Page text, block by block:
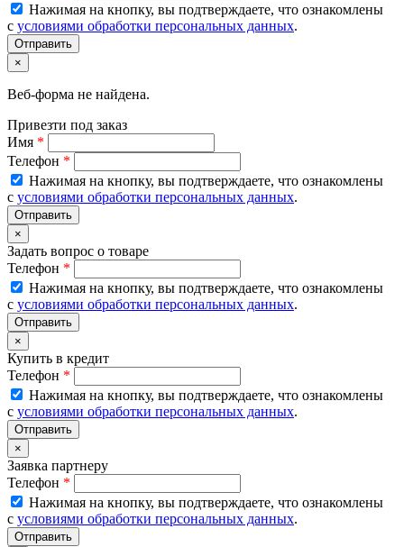
Нажимая на кнопку, вы подтверждаете, что ознакомлены
с условиями обработки персональных данных.
×
Веб-форма не найдена.
Привезти под заказ
Имя *
Телефон *
Нажимая на кнопку, вы подтверждаете, что ознакомлены
с условиями обработки персональных данных.
×
Задать вопрос о товаре
Телефон *
Нажимая на кнопку, вы подтверждаете, что ознакомлены
с условиями обработки персональных данных.
×
Купить в кредит
Телефон *
Нажимая на кнопку, вы подтверждаете, что ознакомлены
с условиями обработки персональных данных.
×
Заявка партнеру
Телефон *
Нажимая на кнопку, вы подтверждаете, что ознакомлены
с условиями обработки персональных данных.